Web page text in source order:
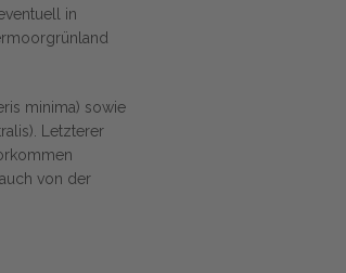
in
minima) sowie
Letzterer
von der